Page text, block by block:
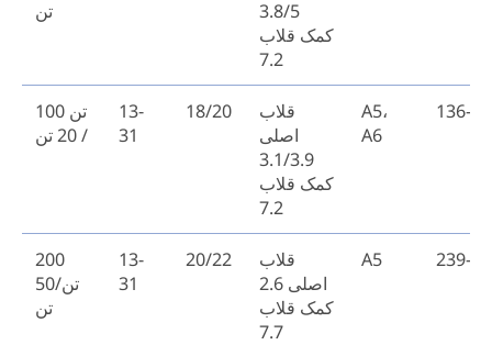
تن
3.8/5
کمک قلاب
7.2
100 تن
/ 20 تن
13-
31
18/20
قلاب
اصلی
3.1/3.9
کمک قلاب
7.2
A5،
A6
136-
200
تن/50
تن
13-
31
20/22
قلاب
اصلی 2.6
کمک قلاب
7.7
A5 239-